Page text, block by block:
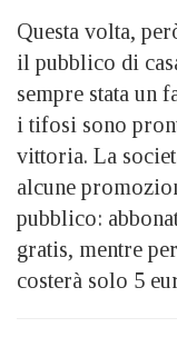
Questa volta,
il pubblico di
sempre stata un
i tifosi sono
vittoria. La
alcune
pubblico:
gratis, mentre
costerà solo 5